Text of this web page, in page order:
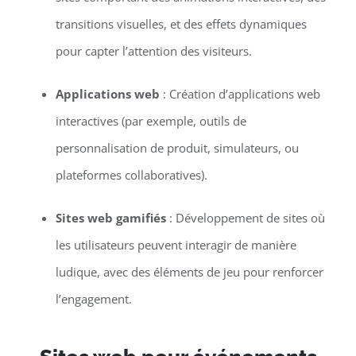
transitions visuelles, et des effets dynamiques
pour capter l’attention des visiteurs.
Applications web : Création d’applications web
interactives (par exemple, outils de
personnalisation de produit, simulateurs, ou
plateformes collaboratives).
Sites web gamifiés: Développement de sites où
les utilisateurs peuvent interagir de manière
ludique, avec des éléments de jeu pour renforcer
l’engagement.